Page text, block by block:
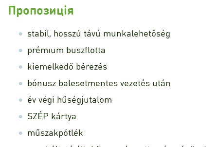
Пропозиція
stabil, hosszú távú munkalehetőség
prémium buszflotta
kiemelkedő bérezés
bónusz balesetmentes vezetés után
év végi hűségjutalom
SZÉP kártya
műszakpótlék